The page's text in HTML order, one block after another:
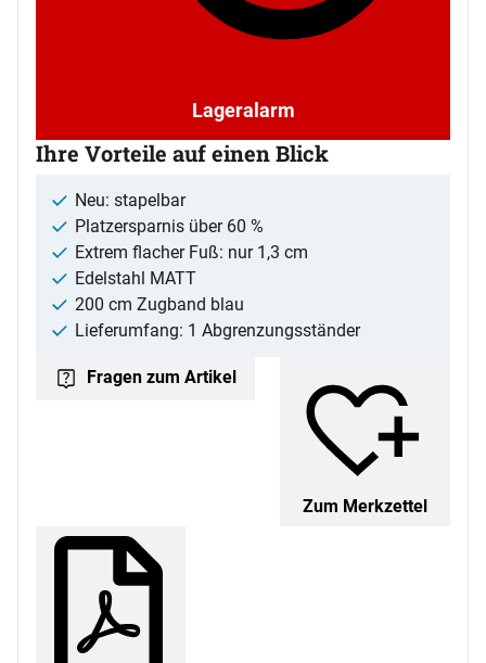
Lageralarm
Ihre Vorteile auf einen Blick
Neu: stapelbar
Platzersparnis über 60 %
Extrem flacher Fuß: nur 1,3 cm
Edelstahl MATT
200 cm Zugband blau
Lieferumfang: 1 Abgrenzungsständer
Fragen zum Artikel
Zum Merkzettel